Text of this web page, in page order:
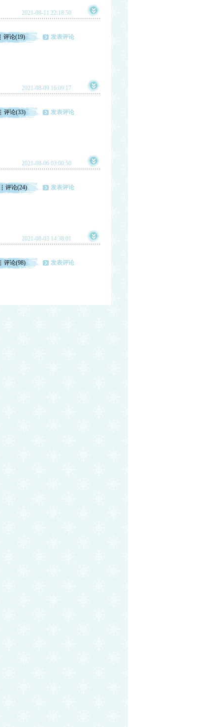
2021-08-11 22:18:50
评论(19) 发表评论
2021-08-09 16:09:17
评论(33) 发表评论
2021-08-06 03:00:50
评论(24) 发表评论
2021-08-03 14:38:01
评论(98) 发表评论